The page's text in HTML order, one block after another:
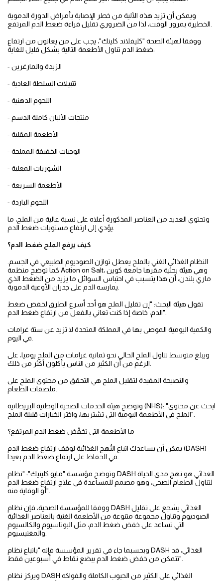
ويمكن أن تزيد هذه الآلية من خطر الإصابة بأمراض الدورة الدموية
ووفقا لهيئة الصحة "كليفلاند كلينك"، يجب على من يعانون من ارتفاع
ضغط الدم تناول الأطعمة التالية بشكل قليل للغاية:
- الزبدة والمارغرين
- تتبيلات السلطة العادية
- اللحوم الدهنية
- منتجات الألبان كاملة الدسم
- الأطعمة المقلية
- الوجبات الخفيفة المملحة
- الشوربات المعلبة
- الأطعمة السريعة
- اللحوم الباردة
وتحتوي العديد من العناصر المذكورة أعلاه على نسبة عالية من الملح، ما
كيف يرفع الملح ضغط الدم؟
النظام الغذائي الغني بالملح يعطل توازن الصوديوم الطبيعي في الجسم.
كما توضح منظمة Action on Salt، وهي هيئة بحثية مقرها جامعة كوين
ماري بلندن، أن هذا يتسبب في احتباس السوائل ما يزيد من الضغط الذي
تقول هيئة البحث: "إن تقليل الملح هو أحد أسرع الطرق لخفض ضغط
الدم، خاصة إذا كنت تعاني بالفعل من ارتفاع ضغط الدم".
والكمية اليومية الموصى بها في المملكة المتحدة لا تزيد عن ستة غرامات
ويبلغ متوسط تناول الملح الحالي نحو ثمانية غرامات من الملح يوميا، على
والنصيحة المفيدة لتقليل الملح هي التحقق من محتوى الملح على
وتوضح هيئة الخدمات الصحية الوطنية البريطانية (NHS): "ابحث عن محتوى
الملح في الأطعمة اليومية التي تشتريها، واختر الخيارات قليلة الملح".
ما الأطعمة التي تخفّض ضغط الدم المرتفع؟
يمكن أن يساعدك اتباع النُهج الغذائية لوقف ارتفاع ضغط الدم (DASH)
وتوضح مؤسسة "مايو كلينيك": "نظام DASH الغذائي هو نهج مدى الحياة
لتناول الطعام الصحي، وهو مصمم للمساعدة في علاج ارتفاع ضغط الدم
أو الوقاية منه".
ووفقا للمؤسسة الصحية، فإن نظام DASH الغذائي يشجع على تقليل
الصوديوم وتناول مجموعة متنوعة من الأطعمة الغنية بالعناصر الغذائية
التي تساعد على خفض ضغط الدم، مثل البوتاسيوم والكالسيوم
وبحسبما جاء في تقرير المؤسسة فإنه "باتباع نظام DASH الغذائي، قد
تتمكن من خفض ضغط الدم ببضع نقاط في أسبوعين فقط".
ويركز نظام DASH الغذائي على الكثير من الحبوب الكاملة والفواكه